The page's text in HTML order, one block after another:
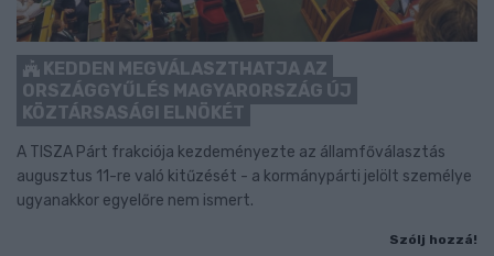
KEDDEN MEGVÁLASZTHATJA AZ
ORSZÁGGYŰLÉS MAGYARORSZÁG ÚJ
KÖZTÁRSASÁGI ELNÖKÉT
A TISZA Párt frakciója kezdeményezte az államfőválasztás
augusztus 11-re való kitűzését - a kormánypárti jelölt személye
ugyanakkor egyelőre nem ismert.
Szólj hozzá!